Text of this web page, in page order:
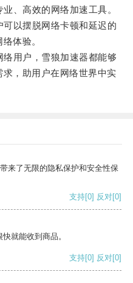
高效的网络加速工具。
以摆脱网络卡顿和延迟的
体验。
用户，雪狼加速器都能够
，助用户在网络世界中实
来了无限的隐私保护和安全性保
支持[0] 反对[0]
就能收到商品。
支持[0] 反对[0]